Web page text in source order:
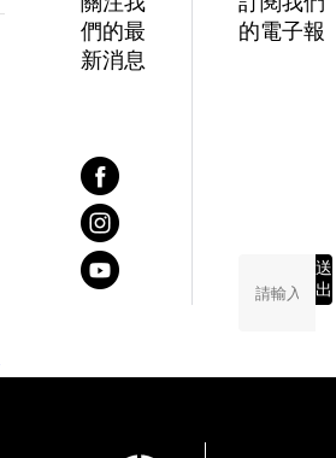
們的最
新消息
的電子報
送
出